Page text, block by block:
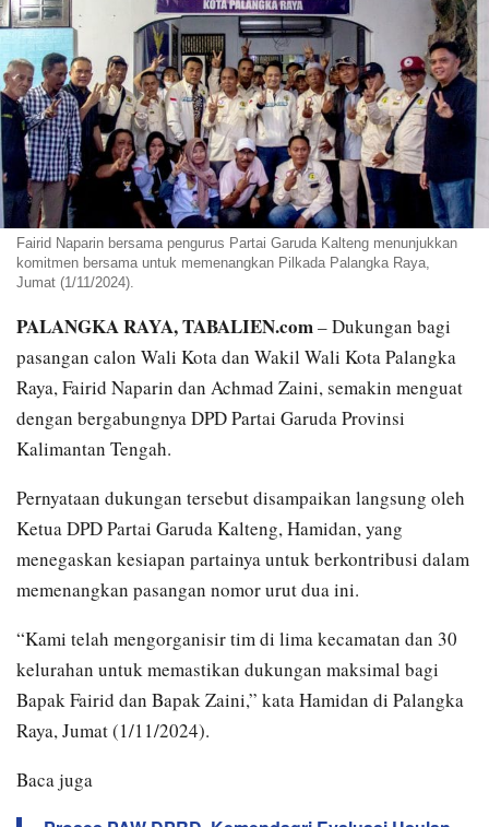
Fairid Naparin bersama pengurus Partai Garuda Kalteng menunjukkan
komitmen bersama untuk memenangkan Pilkada Palangka Raya,
Jumat (1/11/2024).
PALANGKA RAYA, TABALIEN.com– Dukungan bagi
pasangan calon Wali Kota dan Wakil Wali Kota Palangka
Raya, Fairid Naparin dan Achmad Zaini, semakin menguat
dengan bergabungnya DPD Partai Garuda Provinsi
Kalimantan Tengah.
Pernyataan dukungan tersebut disampaikan langsung oleh
Ketua DPD Partai Garuda Kalteng, Hamidan, yang
menegaskan kesiapan partainya untuk berkontribusi dalam
memenangkan pasangan nomor urut dua ini.
“Kami telah mengorganisir tim di lima kecamatan dan 30
kelurahan untuk memastikan dukungan maksimal bagi
Bapak Fairid dan Bapak Zaini,” kata Hamidan di Palangka
Raya, Jumat (1/11/2024).
Baca juga